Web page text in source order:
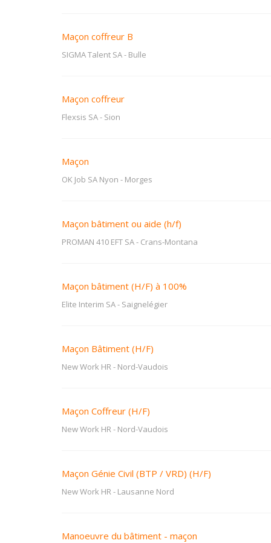
Maçon coffreur B
SIGMA Talent SA- Bulle
Maçon coffreur
Flexsis SA- Sion
Maçon
OK Job SA Nyon - Morges
Maçon bâtiment ou aide (h/f)
PROMAN 410 EFT SA- Crans-Montana
Maçon bâtiment (H/F) à 100%
Elite Interim SA- Saignelégier
Maçon Bâtiment (H/F)
New Work HR- Nord-Vaudois
Maçon Coffreur (H/F)
New Work HR- Nord-Vaudois
Maçon Génie Civil (BTP / VRD) (H/F)
New Work HR- Lausanne Nord
Manoeuvre du bâtiment - maçon